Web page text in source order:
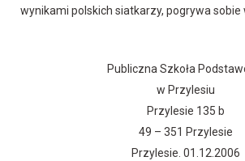
wynikami polskich siatkarzy, pogrywa sobie
Publiczna Szkoła
w Przylesiu
Przylesie 135 b
49 – 351 Przylesie
Przylesie. 01.12.2006